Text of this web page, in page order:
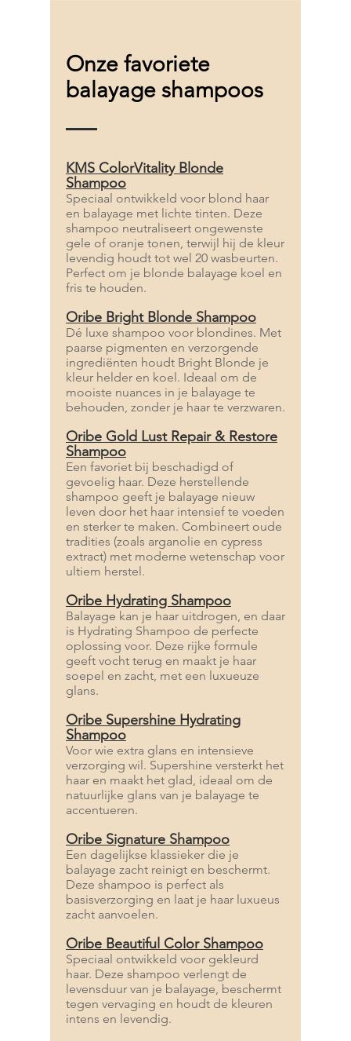
Onze favoriete
balayage shampoos
KMS ColorVitality Blonde
Shampoo
Speciaal ontwikkeld voor blond haar
en balayage met lichte tinten. Deze
shampoo neutraliseert ongewenste
gele of oranje tonen, terwijl hij de kleur
levendig houdt tot wel 20 wasbeurten.
Perfect om je blonde balayage koel en
fris te houden.
Oribe Bright Blonde Shampoo
Dé luxe shampoo voor blondines. Met
paarse pigmenten en verzorgende
ingrediënten houdt Bright Blonde je
kleur helder en koel. Ideaal om de
mooiste nuances in je balayage te
behouden, zonder je haar te verzwaren.
Oribe Gold Lust Repair & Restore
Shampoo
Een favoriet bij beschadigd of
gevoelig haar. Deze herstellende
shampoo geeft je balayage nieuw
leven door het haar intensief te voeden
en sterker te maken. Combineert oude
tradities (zoals arganolie en cypress
extract) met moderne wetenschap voor
ultiem herstel.
Oribe Hydrating Shampoo
Balayage kan je haar uitdrogen, en daar
is Hydrating Shampoo de perfecte
oplossing voor. Deze rijke formule
geeft vocht terug en maakt je haar
soepel en zacht, met een luxueuze
glans.
Oribe Supershine Hydrating
Shampoo
Voor wie extra glans en intensieve
verzorging wil. Supershine versterkt het
haar en maakt het glad, ideaal om de
natuurlijke glans van je balayage te
accentueren.
Oribe Signature Shampoo
Een dagelijkse klassieker die je
balayage zacht reinigt en beschermt.
Deze shampoo is perfect als
basisverzorging en laat je haar luxueus
zacht aanvoelen.
Oribe Beautiful Color Shampoo
Speciaal ontwikkeld voor gekleurd
haar. Deze shampoo verlengt de
levensduur van je balayage, beschermt
tegen vervaging en houdt de kleuren
intens en levendig.